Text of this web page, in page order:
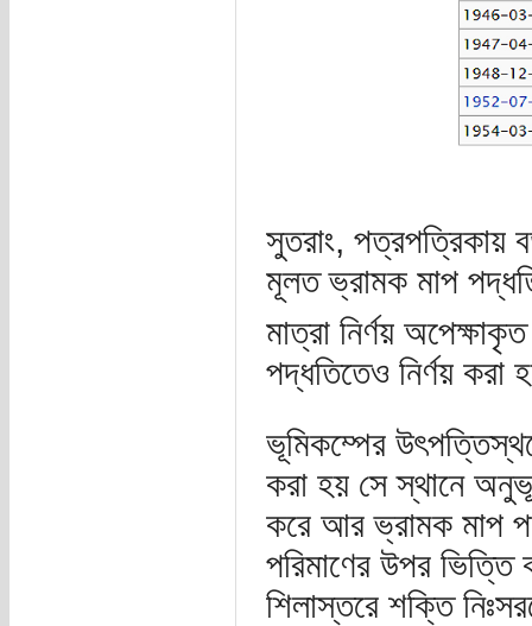
সুতরাং, পত্রপত্রিকায়
মূলত ভ্রামক মাপ
মাত্রা নির্ণয়
পদ্ধতিতেও নির্ণয় করা
ভূমিকম্পের
করা হয় সে স্থানে
করে আর ভ্রামক মাপ
পরিমাণের উপর
শিলাস্তরে শক্তি